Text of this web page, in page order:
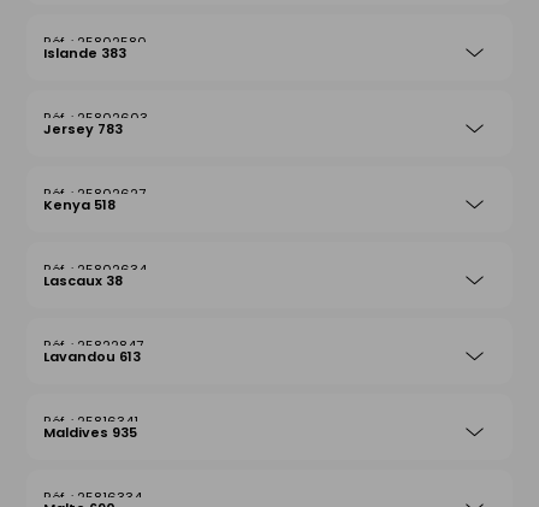
25802580
Islande 383
25802603
Jersey 783
25802627
Kenya 518
25802634
Lascaux 38
25822847
Lavandou 613
25816341
Maldives 935
25816334